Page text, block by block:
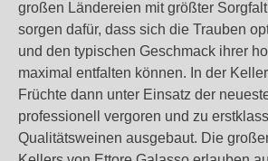
großen Ländereien mit größter
sorgen dafür, dass sich die Trauben
und den typischen Geschmack ihrer
maximal entfalten können. In der
Früchte dann unter Einsatz der
professionell vergoren und zu
Qualitätsweinen ausgebaut. Die